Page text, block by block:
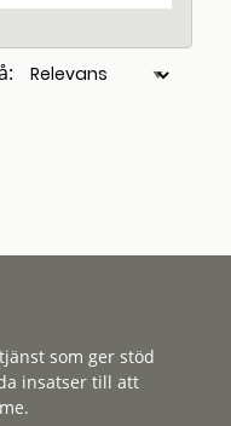
som ger stöd
insatser till att